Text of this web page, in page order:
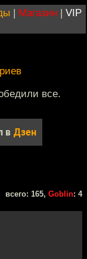
| Магазин | VIP
все.
в Дзен
всего: 165, Goblin: 4